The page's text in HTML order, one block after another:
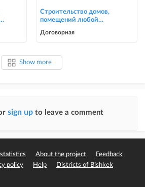
Строительство домов,
помещений любой
Договорная
Show more
sign up to leave a comment
About the project
Feedback
policy Help Districts of Bishkek